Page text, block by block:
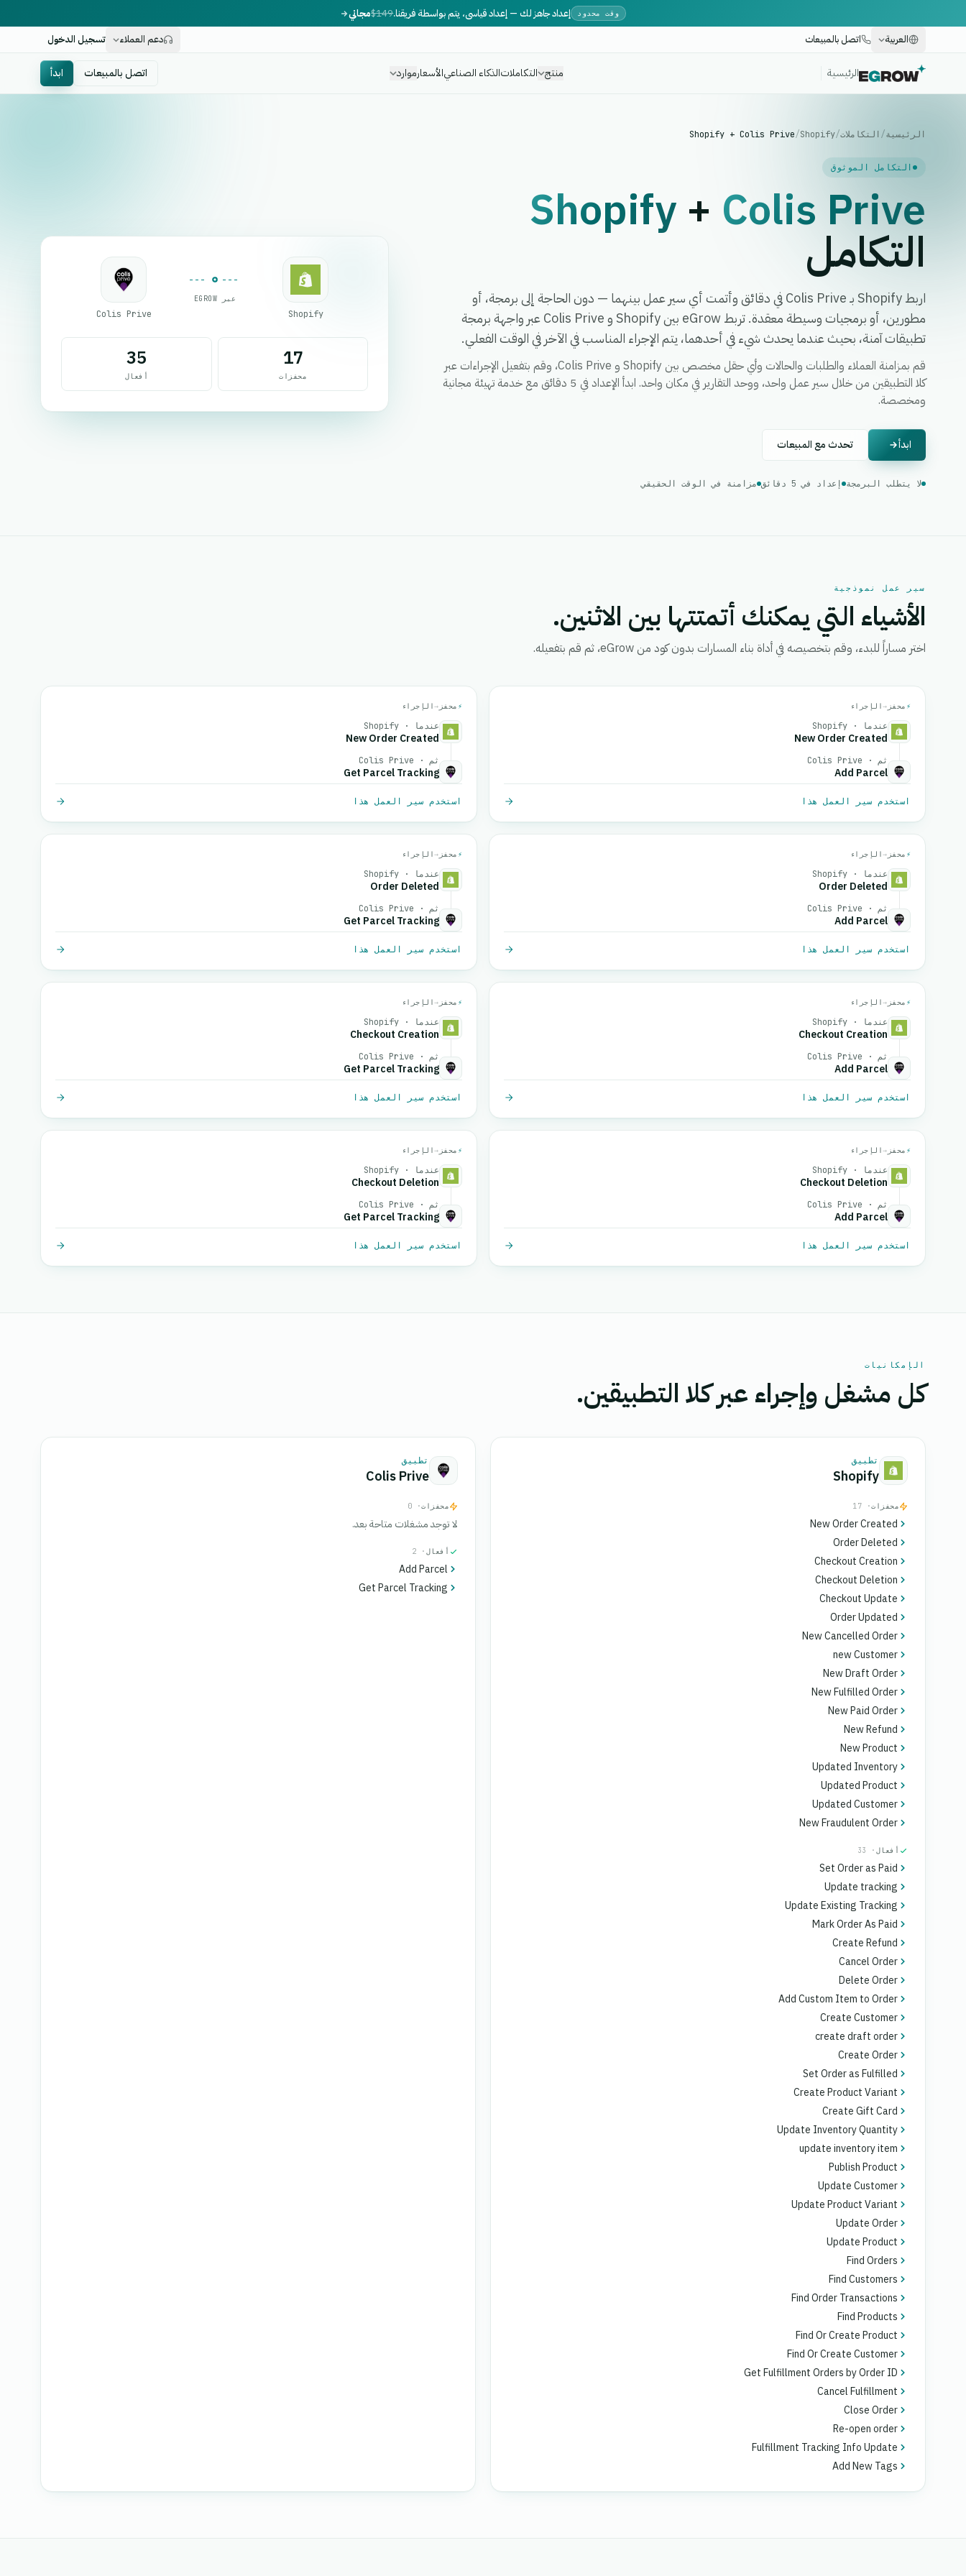
وقت محدود إعداد جاهز لك — إعداد قياسي، يتم بواسطة فريقنا.$149مجاني
العربية
اتصل بالمبيعات دعم العملاء تسجيل الدخول
الرئيسية منتج التكاملاتالذكاء الصناعيالأسعارموارد اتصل بالمبيعات ابدأ
الرئيسية/ التكاملات/
Shopify
/
Shopify + Colis Prive
التكامل الموثوق
Shopify + Colis Prive
التكامل
اربط Shopify بـ Colis Prive في دقائق وأتمت أي سير عمل بينهما — دون الحاجة إلى برمجة، أو
مطورين، أو برمجيات وسيطة معقدة. تربط eGrow بين Shopify و Colis Prive عبر واجهة برمجة
تطبيقات آمنة، بحيث عندما يحدث شيء في أحدهما، يتم الإجراء المناسب في الآخر في الوقت الفعلي.
قم بمزامنة العملاء والطلبات والحالات وأي حقل مخصص بين Shopify و Colis Prive، وقم بتفعيل الإجراءات عبر
كلا التطبيقين من خلال سير عمل واحد، ووحد التقارير في مكان واحد. ابدأ الإعداد في 5 دقائق مع خدمة تهيئة مجانية
ومخصصة.
ابدأ تحدث مع المبيعات
لا يتطلب البرمجة إعداد في 5 دقائق مزامنة في الوقت الحقيقي
Shopify
عبر EGROW
Colis Prive
17
محفزات
35
أفعال
سير عمل نموذجية
الأشياء التي يمكنك أتمتتها بين الاثنين.
اختر مساراً للبدء، وقم بتخصيصه في أداة بناء المسارات بدون كود من eGrow، ثم قم بتفعيله.
⚡ محفز →الإجراء
عندما · Shopify
New Order Created
ثم · Colis Prive
Add Parcel
استخدم سير العمل هذا
⚡ محفز →الإجراء
عندما · Shopify
New Order Created
ثم · Colis Prive
Get Parcel Tracking
استخدم سير العمل هذا
⚡ محفز →الإجراء
عندما · Shopify
Order Deleted
ثم · Colis Prive
Add Parcel
استخدم سير العمل هذا
⚡ محفز →الإجراء
عندما · Shopify
Order Deleted
ثم · Colis Prive
Get Parcel Tracking
استخدم سير العمل هذا
⚡ محفز →الإجراء
عندما · Shopify
Checkout Creation
ثم · Colis Prive
Add Parcel
استخدم سير العمل هذا
⚡ محفز →الإجراء
عندما · Shopify
Checkout Creation
ثم · Colis Prive
Get Parcel Tracking
استخدم سير العمل هذا
⚡ محفز →الإجراء
عندما · Shopify
Checkout Deletion
ثم · Colis Prive
Add Parcel
استخدم سير العمل هذا
⚡ محفز →الإجراء
عندما · Shopify
Checkout Deletion
ثم · Colis Prive
Get Parcel Tracking
استخدم سير العمل هذا
الإمكانيات
كل مشغل وإجراء عبر كلا التطبيقين.
تطبيق
Shopify
محفزات· 17
New Order Created
Order Deleted
Checkout Creation
Checkout Deletion
Checkout Update
Order Updated
New Cancelled Order
new Customer
New Draft Order
New Fulfilled Order
New Paid Order
New Refund
New Product
Updated Inventory
Updated Product
Updated Customer
New Fraudulent Order
أفعال · 33
Set Order as Paid
Update tracking
Update Existing Tracking
Mark Order As Paid
Create Refund
Cancel Order
Delete Order
Add Custom Item to Order
Create Customer
create draft order
Create Order
Set Order as Fulfilled
Create Product Variant
Create Gift Card
Update Inventory Quantity
update inventory item
Publish Product
Update Customer
Update Product Variant
Update Order
Update Product
Find Orders
Find Customers
Find Order Transactions
Find Products
Find Or Create Product
Find Or Create Customer
Get Fulfillment Orders by Order ID
Cancel Fulfillment
Close Order
Re-open order
Fulfillment Tracking Info Update
Add New Tags
تطبيق
Colis Prive
محفزات· 0
لا توجد مشغلات متاحة بعد.
أفعال · 2
Add Parcel
Get Parcel Tracking